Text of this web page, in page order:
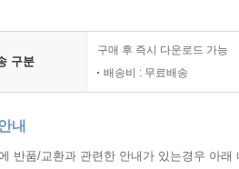
법
리
구분
구매 후 즉시 다운로드 가능
배송비 : 무료배송
내
반품/교환과 관련한 안내가 있는경우 아